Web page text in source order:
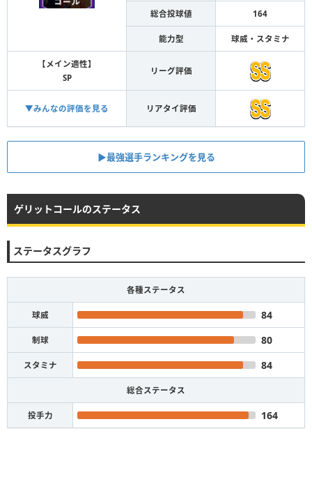
総合投球値 164
能力型 球威・スタミナ
【メイン適性】
SP
リーグ評価
▼みんなの評価を見る リアタイ評価
▶︎最強選手ランキングを見る
ゲリットコールのステータス
ステータスグラフ
各種ステータス
球威 84
制球 80
スタミナ 84
総合ステータス
投手力 164